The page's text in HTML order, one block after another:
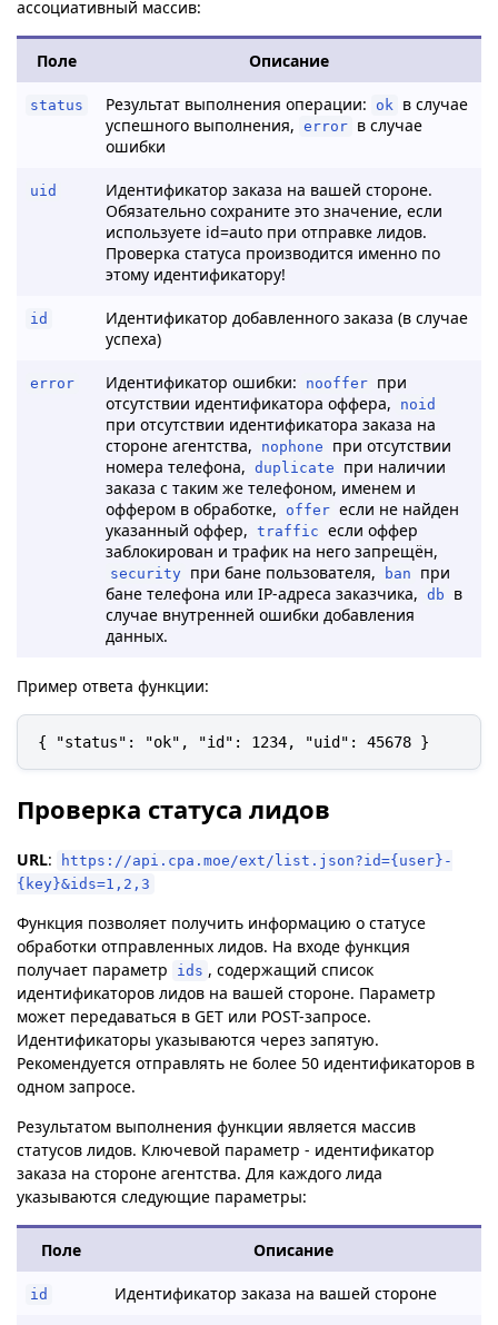
ассоциативный массив:
Поле Описание
status Результат выполнения операции: ok в случае
успешного выполнения, error в случае
ошибки
uid
Идентификатор заказа на вашей стороне.
Обязательно сохраните это значение, если
используете id=auto при отправке лидов.
Проверка статуса производится именно по
этому идентификатору!
id
Идентификатор добавленного заказа (в случае
успеха)
error Идентификатор ошибки: nooffer при
отсутствии идентификатора оффера,
noid
при отсутствии идентификатора заказа на
стороне агентства,
nophone
при отсутствии
номера телефона, duplicate
при наличии
заказа с таким же телефоном, именем и
оффером в обработке,
offer если не найден
указанный оффер, traffic если оффер
заблокирован и трафик на него запрещён,
security при бане пользователя, ban
при
бане телефона или IP-адреса заказчика, db
в
случае внутренней ошибки добавления
данных.
Пример ответа функции:
{ "status": "ok", "id": 1234, "uid": 45678 }
Проверка статуса лидов
URL:
https://api.cpa.moe/ext/list.json?id={user}-
{key}&ids=1,2,3
Функция позволяет получить информацию о статусе
обработки отправленных лидов. На входе функция
получает параметр
ids , содержащий список
идентификаторов лидов на вашей стороне. Параметр
может передаваться в GET или POST-запросе.
Идентификаторы указываются через запятую.
Рекомендуется отправлять не более 50 идентификаторов в
одном запросе.
Результатом выполнения функции является массив
статусов лидов. Ключевой параметр - идентификатор
заказа на стороне агентства. Для каждого лида
указываются следующие параметры:
Поле Описание
id Идентификатор заказа на вашей стороне